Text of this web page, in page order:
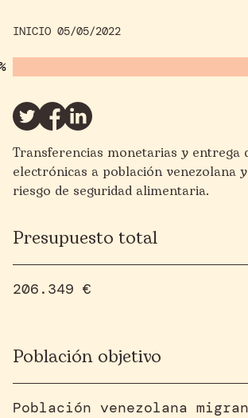
INICIO 05/05/2022
Transferencias monetarias y entrega
electrónicas a población venezolana
riesgo de seguridad alimentaria.
Presupuesto total
206.349 €
Población objetivo
Población venezolana